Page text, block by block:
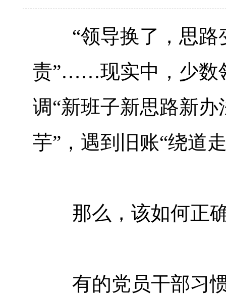
“领导换了，思路
责”……现实中，少数
调“新班子新思路新
芋”，遇到旧账“绕道
那么，该如何正确
有的党员干部习惯